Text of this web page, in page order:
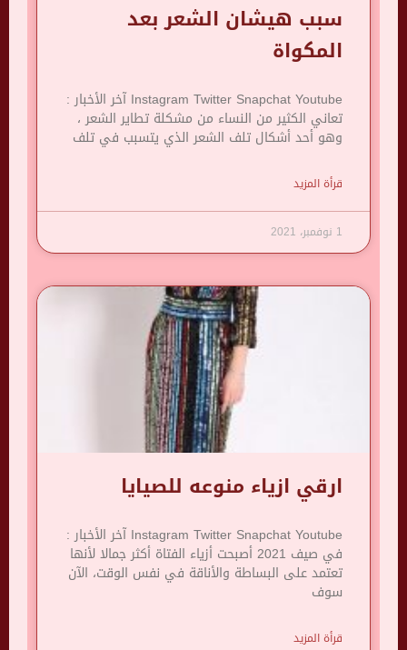
سبب هيشان الشعر بعد
المكواة
Instagram Twitter Snapchat Youtube آخر الأخبار :
تعاني الكثير من النساء من مشكلة تطاير الشعر ،
وهو أحد أشكال تلف الشعر الذي يتسبب في تلف
قرأة المزيد
1 نوفمبر، 2021
ارقي ازياء منوعه للصيايا
Instagram Twitter Snapchat Youtube آخر الأخبار :
في صيف 2021 أصبحت أزياء الفتاة أكثر جمالا لأنها
تعتمد على البساطة والأناقة في نفس الوقت، الآن
سوف
قرأة المزيد